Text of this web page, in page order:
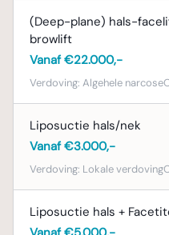
(Deep-plane) hals-
browlift
Vanaf €22.000,-
Verdoving: Algehele narcose
Liposuctie hals/nek
Vanaf €3.000,-
Verdoving: Lokale verdoving
Liposuctie hals +